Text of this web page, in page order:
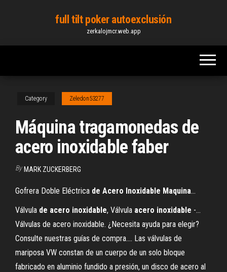
content
full tilt poker autoexclusión
zerkalojmcr.web.app
Category Zeledon53277
Máquina tragamonedas de
acero inoxidable faber
By MARK ZUCKERBERG
Gofrera Doble Eléctrica de Acero Inoxidable Maquina…
Válvula de acero inoxidable, Válvula acero inoxidable -…
Válvulas de acero inoxidable. ¿Necesita ayuda para elegir?
Consulte nuestras guías de compra.... Las válvulas de
mariposa VW constan de un cuerpo de un solo bloque
fabricado en aluminio fundido a presión, un disco de acero al